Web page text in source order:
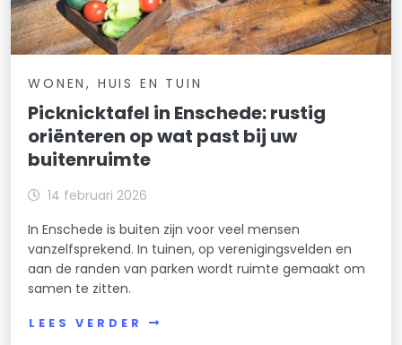
WONEN, HUIS EN TUIN
Picknicktafel in Enschede: rustig
oriënteren op wat past bij uw
buitenruimte
14 februari 2026
In Enschede is buiten zijn voor veel mensen
vanzelfsprekend. In tuinen, op verenigingsvelden en
aan de randen van parken wordt ruimte gemaakt om
samen te zitten.
LEES VERDER